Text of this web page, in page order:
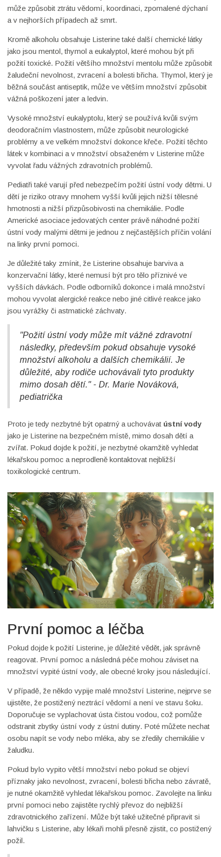
může způsobit ztrátu vědomí, koordinaci, zpomalené dýchaní
a v nejhorších případech až smrt.
Kromě alkoholu obsahuje Listerine také další chemické látky
jako jsou mentol, thymol a eukalyptol, které mohou být při
požití toxické. Požití většího množství mentolu může způsobit
žaludeční nevolnost, zvracení a bolesti břicha. Thymol, který je
běžná součást antiseptik, může ve větším množství způsobit
vážná poškození jater a ledvin.
Vysoké množství eukalyptolu, který se používá kvůli svým
deodoračním vlastnostem, může způsobit neurologické
problémy a ve velkém množství dokonce křeče. Požití těchto
látek v kombinaci a v množství obsaženém v Listerine může
vyvolat řadu vážných zdravotních problémů.
Pediatři také varují před nebezpečím požití ústní vody dětmi. U
dětí je riziko otravy mnohem vyšší kvůli jejich nižší tělesné
hmotnosti a nižší přizpůsobivosti na chemikálie. Podle
Americké asociace jedovatých center právě náhodné požití
ústní vody malými dětmi je jednou z nejčastějších příčin volání
na linky první pomoci.
Je důležité taky zmínit, že Listerine obsahuje barviva a
konzervační látky, které nemusí být pro tělo příznivé ve
vyšších dávkách. Podle odborníků dokonce i malá množství
mohou vyvolat alergické reakce nebo jiné citlivé reakce jako
jsou vyrážky či astmatické záchvaty.
"Požití ústní vody může mít vážné zdravotní
následky, především pokud obsahuje vysoké
množství alkoholu a dalších chemikálií. Je
důležité, aby rodiče uchovávali tyto produkty
mimo dosah dětí." - Dr. Marie Nováková,
pediatrička
Proto je tedy nezbytné být opatrný a uchovávat ústní vody
jako je Listerine na bezpečném místě, mimo dosah dětí a
zvířat. Pokud dojde k požití, je nezbytné okamžitě vyhledat
lékařskou pomoc a neprodleně kontaktovat nejbližší
toxikologické centrum.
První pomoc a léčba
Pokud dojde k požití Listerine, je důležité vědět, jak správně
reagovat. První pomoc a následná péče mohou záviset na
množství vypité ústní vody, ale obecné kroky jsou následující.
V případě, že někdo vypije malé množství Listerine, nejprve se
ujistěte, že postižený neztrácí vědomí a není ve stavu šoku.
Doporučuje se vyplachovat ústa čistou vodou, což pomůže
odstranit zbytky ústní vody z ústní dutiny. Poté můžete nechat
osobu napít se vody nebo mléka, aby se zředily chemikálie v
žaludku.
Pokud bylo vypito větší množství nebo pokud se objeví
příznaky jako nevolnost, zvracení, bolesti břicha nebo závratě,
je nutné okamžitě vyhledat lékařskou pomoc. Zavolejte na linku
první pomoci nebo zajistěte rychlý převoz do nejbližší
zdravotnického zařízení. Může být také užitečné připravit si
lahvičku s Listerine, aby lékaři mohli přesně zjistit, co postižený
požil.